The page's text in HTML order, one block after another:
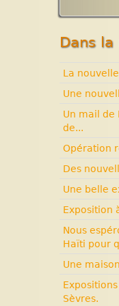
Dans
La
Une
Un mail de
de...
Opération
Des
Une belle
Exposition
Nous
Haïti pour
Une
Expositions
Sèvres.